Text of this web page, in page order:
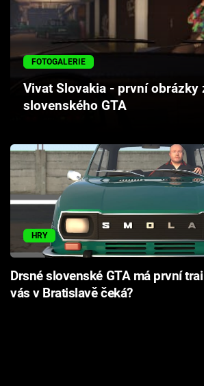
Hry
Cool Esport
Pořady
Sledujte prima+
Přihlášení
Sledujte nás
FOTOGALERIE
Vivat Slovakia - první obrázky
slovenského GTA
HRY
Drsné slovenské GTA má první
vás v Bratislavě čeká?